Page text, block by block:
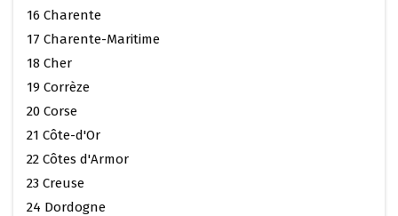
16 Charente
17 Charente-Maritime
18 Cher
19 Corrèze
20 Corse
21 Côte-d'Or
22 Côtes d'Armor
23 Creuse
24 Dordogne